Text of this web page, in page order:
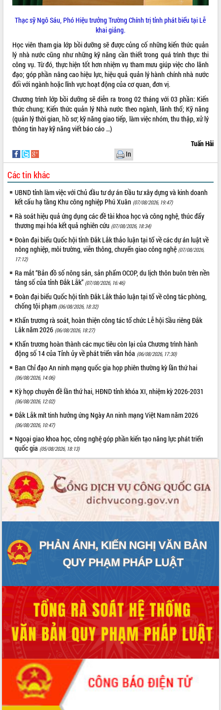
LIÊN KẾT WEB
THỐNG KÊ TRUY CẬP
Hôm nay:
30263
Tất cả: 66043003
Thạc sỹ Ngô Sáu, Phó Hiệu trưởng Trường Chính trị tỉnh phát biểu tại Lễ
khai giảng.
Học viên tham gia lớp bồi dưỡng sẽ được củng cố những kiến thức quản
lý nhà nước cũng như những kỹ năng cần thiết trong quá trình thực thi
công vụ. Từ đó, thực hiện tốt hơn nhiệm vụ tham mưu giúp việc cho lãnh
đạo; góp phần nâng cao hiệu lực, hiệu quả quản lý hành chính nhà nước
đối với ngành hoặc lĩnh vực hoạt động của cơ quan, đơn vị.
Chương trình lớp bồi dưỡng sẽ diễn ra trong 02 tháng với 03 phần: Kiến
thức chung; Kiến thức quản lý Nhà nước theo ngành, lãnh thổ; Kỹ năng
(quản lý thời gian, hồ sơ; kỹ năng giao tiếp, làm việc nhóm, thu thập, xử lý
thông tin hay kỹ năng viết báo cáo …)
Tuấn Hải
In
Các tin khác
UBND tỉnh làm việc với Chủ đầu tư dự án Đầu tư xây dựng và kinh doanh
kết cấu hạ tầng Khu công nghiệp Phú Xuân (07/08/2026, 19:47)
Rà soát hiệu quả ứng dụng các đề tài khoa học và công nghệ, thúc đẩy
thương mại hóa kết quả nghiên cứu (07/08/2026, 18:34)
Đoàn đại biểu Quốc hội tỉnh Đắk Lắk thảo luận tại tổ về các dự án luật về
nông nghiệp, môi trường, viễn thông, chuyển giao công nghệ (07/08/2026,
17:12)
Ra mắt “Bản đồ số nông sản, sản phẩm OCOP, du lịch thôn buôn trên nền
tảng số của tỉnh Đắk Lắk” (07/08/2026, 16:46)
Đoàn đại biểu Quốc hội tỉnh Đắk Lắk thảo luận tại tổ về công tác phòng,
chống tội phạm (06/08/2026, 18:32)
Khẩn trương rà soát, hoàn thiện công tác tổ chức Lễ hội Sầu riêng Đắk
Lắk năm 2026 (06/08/2026, 18:27)
Khẩn trương hoàn thành các mục tiêu còn lại của Chương trình hành
động số 14 của Tỉnh ủy về phát triển văn hóa (06/08/2026, 17:30)
Ban Chỉ đạo An ninh mạng quốc gia họp phiên thường kỳ lần thứ hai
(06/08/2026, 14:06)
Kỳ họp chuyên đề lần thứ hai, HĐND tỉnh khóa XI, nhiệm kỳ 2026-2031
(06/08/2026, 12:02)
Đắk Lắk mít tinh hưởng ứng Ngày An ninh mạng Việt Nam năm 2026
(06/08/2026, 10:47)
Ngoại giao khoa học, công nghệ góp phần kiến tạo năng lực phát triển
quốc gia (05/08/2026, 18:13)